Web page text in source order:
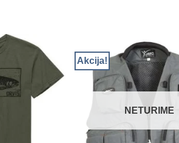
Akcija!
NETURIME